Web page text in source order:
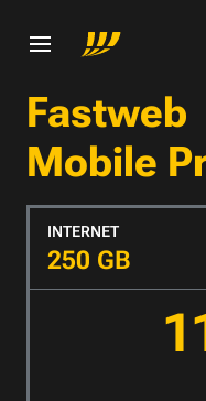
Fastweb
Mobile
INTERNET
250 GB